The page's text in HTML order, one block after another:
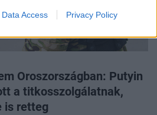
Data Access Privacy Policy
Oroszországban: Putyin
a titkosszolgálatnak,
is retteg